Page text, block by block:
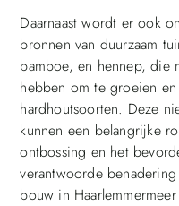
Daarnaast wordt er ook
bronnen van duurzaam
bamboe, en hennep,
hebben om te groeien
hardhoutsoorten. Deze
kunnen een belangrijke
ontbossing en het
verantwoorde
bouw in